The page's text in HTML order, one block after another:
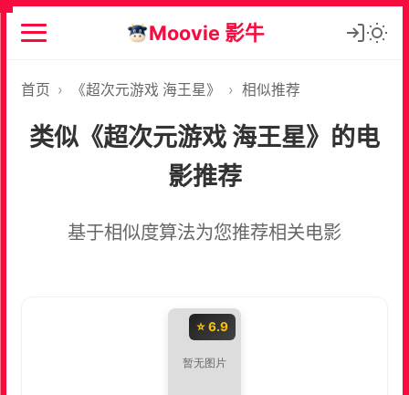
Moovie 影牛
首页 › 《超次元游戏 海王星》 › 相似推荐
类似《超次元游戏 海王星》的电
影推荐
基于相似度算法为您推荐相关电影
⭐ 6.9